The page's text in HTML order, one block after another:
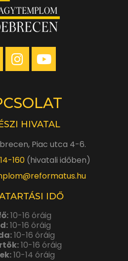
HIVATAL
Piac utca 4-6.
160(hivatali időben)
IDŐ
10-16 óráig
10-16 óráig
10-16 óráig
10-16 óráig
10-14 óráig